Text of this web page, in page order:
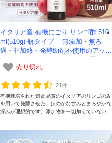
イタリア産 有機にごり リンゴ酢 510
ml(510g) 瓶タイプ｜ 無添加・無ろ
過・非加熱・発酵助剤不使用のアップ
売り切れ
21件
有機栽培された最高品質のイタリアのリンゴのみ
を用いて発酵させた、ほのかな甘みとまろやかな
深みが理想的です。添加物を一切加えていない、